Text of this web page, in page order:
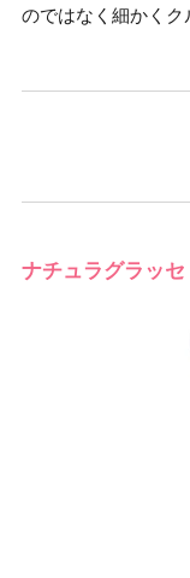
のではなく細かくク
ナチュラグラッ